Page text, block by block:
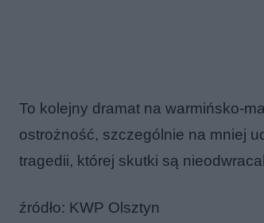
To kolejny dramat na warmińsko-
ostrożność, szczególnie na mniej
tragedii, której skutki są
źródło: KWP Olsztyn